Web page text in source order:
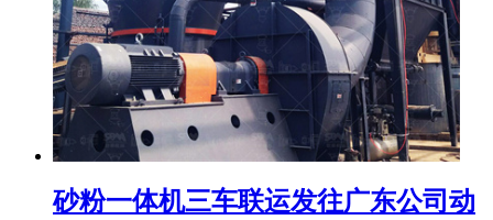
砂粉一体机三车联运发往广东公司动